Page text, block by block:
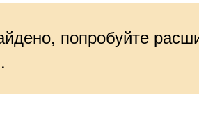
попробуйте